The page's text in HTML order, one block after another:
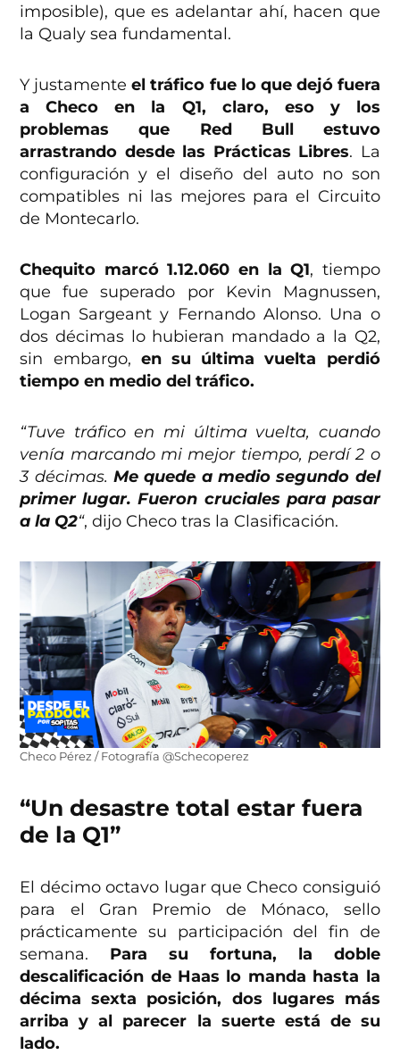
imposible), que es adelantar ahí, hacen que
la Qualy sea fundamental.
Y justamenteel tráfico fue lo que dejó fuera
a Checo en la Q1, claro, eso y los
problemas que Red Bull estuvo
arrastrando desde las Prácticas Libres. La
configuración y el diseño del auto no son
compatibles ni las mejores para el Circuito
de Montecarlo.
Chequito marcó 1.12.060 en la Q1, tiempo
que fue superado por Kevin Magnussen,
Logan Sargeant y Fernando Alonso. Una o
dos décimas lo hubieran mandado a la Q2,
sin embargo, en su última vuelta perdió
tiempo en medio del tráfico.
“Tuve tráfico en mi última vuelta, cuando
venía marcando mi mejor tiempo, perdí 2 o
3 décimas.Me quede a medio segundo del
primer lugar. Fueron cruciales para pasar
a la Q2“, dijo Checo tras la Clasificación.
Checo Pérez / Fotografía @Schecoperez
“Un desastre total estar fuera
de la Q1”
El décimo octavo lugar que Checo consiguió
para el Gran Premio de Mónaco, sello
prácticamente su participación del fin de
semana. Para su fortuna, la doble
descalificación de Haas lo manda hasta la
décima sexta posición, dos lugares más
arriba y al parecer la suerte está de su
lado.